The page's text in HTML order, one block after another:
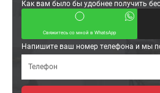
Как вам было бы удобнее получить
Свяжитесь со мной в WhatsApp
Напишите ваш номер телефона и мы